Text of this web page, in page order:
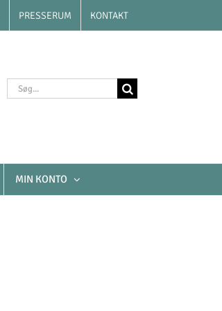
PRESSERUM KONTAKT
Søg
MIN KONTO